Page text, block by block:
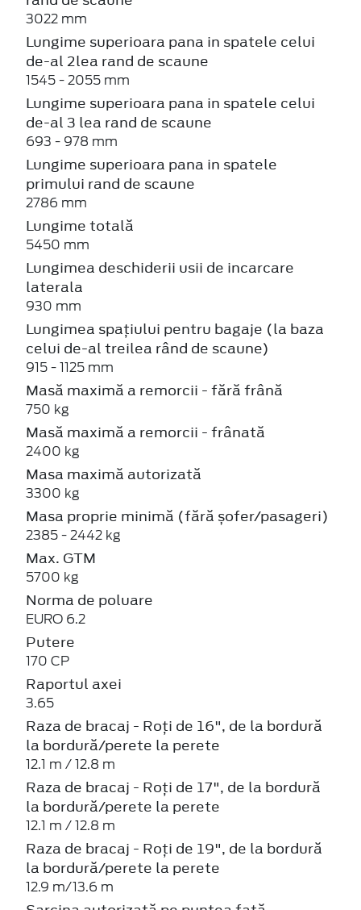
3022 mm
Lungime superioara pana in spatele celui
de-al 2lea rand de scaune
1545 - 2055 mm
Lungime superioara pana in spatele celui
de-al 3 lea rand de scaune
693 - 978 mm
Lungime superioara pana in spatele
primului rand de scaune
2786 mm
Lungime totală
5450 mm
Lungimea deschiderii usii de incarcare
laterala
930 mm
Lungimea spațiului pentru bagaje (la baza
celui de-al treilea rând de scaune)
915 - 1125 mm
Masă maximă a remorcii - fără frână
750 kg
Masă maximă a remorcii - frânată
2400 kg
Masa maximă autorizată
3300 kg
Masa proprie minimă (fără șofer/pasageri)
2385 - 2442 kg
Max. GTM
5700 kg
Norma de poluare
EURO 6.2
Putere
170 CP
Raportul axei
3.65
Raza de bracaj - Roți de 16", de la bordură
la bordură/perete la perete
12.1 m / 12.8 m
Raza de bracaj - Roți de 17", de la bordură
la bordură/perete la perete
12.1 m / 12.8 m
Raza de bracaj - Roți de 19", de la bordură
la bordură/perete la perete
12.9 m/13.6 m